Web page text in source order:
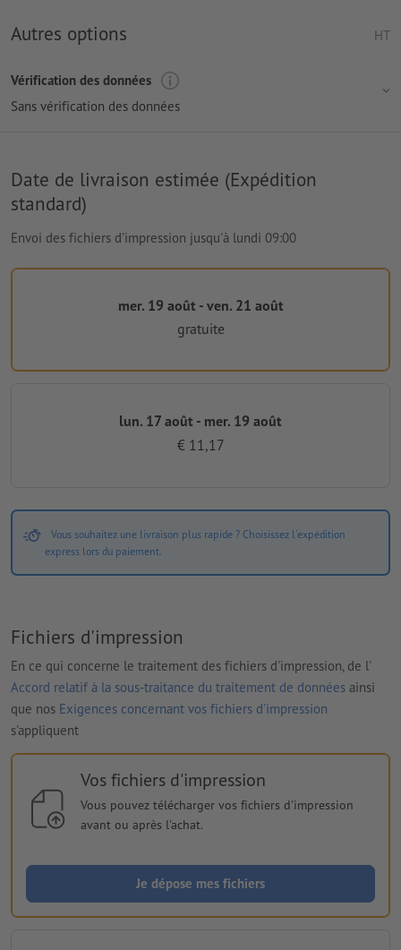
Autres options HT
Vérification des données
Sans vérification des données
Date de livraison estimée (Expédition
standard)
Envoi des fichiers d'impression jusqu'à lundi 09:00
mer. 19 août - ven. 21 août
gratuite
lun. 17 août - mer. 19 août
€ 11,17
Vous souhaitez une livraison plus rapide ? Choisissez l'expédition
express lors du paiement.
Fichiers d'impression
En ce qui concerne le traitement des fichiers d'impression, de l'
Accord relatif à la sous-traitance du traitement de données ainsi
que nos Exigences concernant vos fichiers d'impression
s'appliquent
Vos fichiers d'impression
Vous pouvez télécharger vos fichiers d'impression
avant ou après l'achat.
Je dépose mes fichiers